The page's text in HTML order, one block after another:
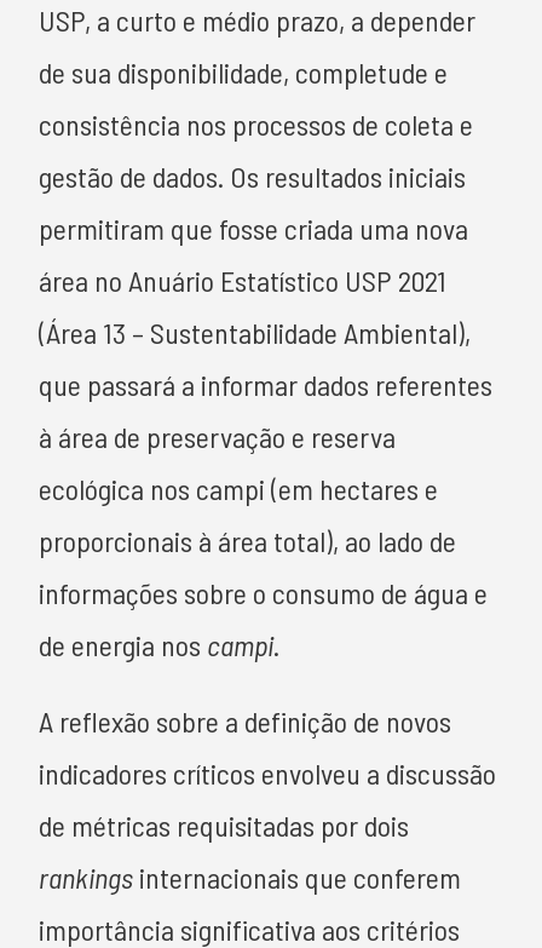
USP, a curto e médio prazo, a depender
de sua disponibilidade, completude e
consistência nos processos de coleta e
gestão de dados. Os resultados iniciais
permitiram que fosse criada uma nova
área no Anuário Estatístico USP 2021
(Área 13 – Sustentabilidade Ambiental),
que passará a informar dados referentes
à área de preservação e reserva
ecológica nos campi (em hectares e
proporcionais à área total), ao lado de
informações sobre o consumo de água e
de energia nos campi.
A reflexão sobre a definição de novos
indicadores críticos envolveu a discussão
de métricas requisitadas por dois
rankings internacionais que conferem
importância significativa aos critérios